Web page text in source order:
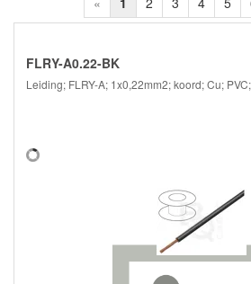
FLRY-A0.22-BK
Leiding; FLRY-A; 1x0,22mm2; koord; Cu;